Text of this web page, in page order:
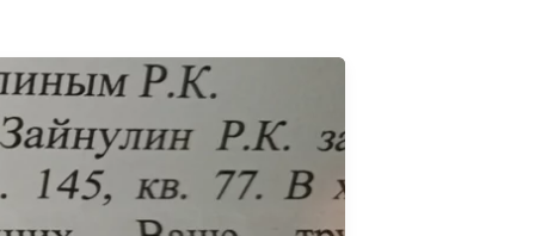
ПРАВОНАРУШЕНИЮ ЗА
ВАШ ОТЗЫВ (НАПРИМЕР:
ВОИСТИНЕ ПРАВИДНЫЙ
7.17 КОАП РФ ЗА ПОРЧУ
ПОМЕЩЕНИЯ РЫБЫ "СЕЛЬД" В